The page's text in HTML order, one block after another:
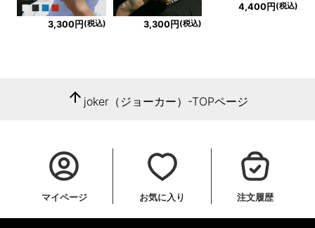
3,300円 (税込) 3,300円 (税込)
4,400円 (税込)
arrow_upward joker（ジョーカー）-TOPページ
マイページ お気に入り 注文履歴